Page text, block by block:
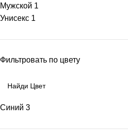
Мужской 1
Унисекс 1
Фильтровать по цвету
Синий 3